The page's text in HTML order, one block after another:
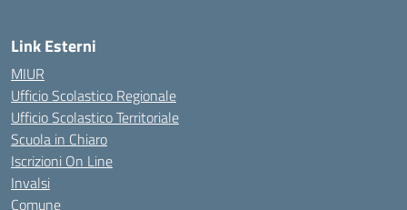
Link Esterni
MIUR
Ufficio Scolastico Regionale
Ufficio Scolastico Territoriale
Scuola in Chiaro
Iscrizioni On Line
Invalsi
Comune